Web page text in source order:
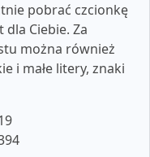
pobrać czcionkę
Ciebie. Za
można również
i małe litery, znaki